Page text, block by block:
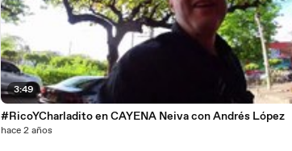
3:49
#RicoYCharladito en CAYENA Neiva con Andrés López
hace 2 años